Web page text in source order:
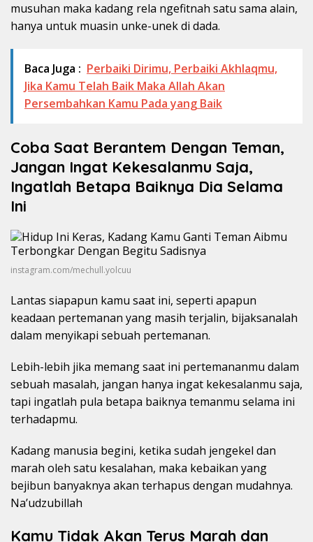
musuhan maka kadang rela ngefitnah satu sama alain,
hanya untuk muasin unke-unek di dada.
Baca Juga : Perbaiki Dirimu, Perbaiki Akhlaqmu,
Jika Kamu Telah Baik Maka Allah Akan
Persembahkan Kamu Pada yang Baik
Coba Saat Berantem Dengan Teman,
Jangan Ingat Kekesalanmu Saja,
Ingatlah Betapa Baiknya Dia Selama
Ini
instagram.com/mechull.yolcuu
Lantas siapapun kamu saat ini, seperti apapun
keadaan pertemanan yang masih terjalin, bijaksanalah
dalam menyikapi sebuah pertemanan.
Lebih-lebih jika memang saat ini pertemananmu dalam
sebuah masalah, jangan hanya ingat kekesalanmu saja,
tapi ingatlah pula betapa baiknya temanmu selama ini
terhadapmu.
Kadang manusia begini, ketika sudah jengekel dan
marah oleh satu kesalahan, maka kebaikan yang
bejibun banyaknya akan terhapus dengan mudahnya.
Na’udzubillah
Kamu Tidak Akan Terus Marah dan